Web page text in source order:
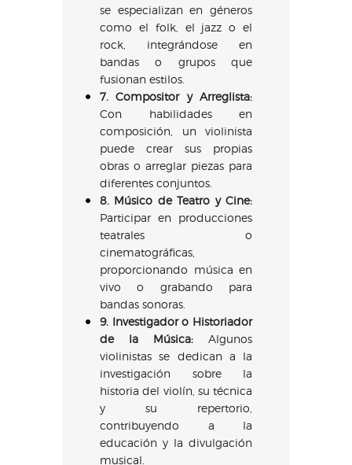
se especializan en géneros
como el folk, el jazz o el
rock, integrándose en
bandas o grupos que
fusionan estilos.
7. Compositor y Arreglista:
Con habilidades en
composición, un violinista
puede crear sus propias
obras o arreglar piezas para
diferentes conjuntos.
8. Músico de Teatro y Cine:
Participar en producciones
teatrales o
cinematográficas,
proporcionando música en
vivo o grabando para
bandas sonoras.
9. Investigador o Historiador
de la Música: Algunos
violinistas se dedican a la
investigación sobre la
historia del violín, su técnica
y su repertorio,
contribuyendo a la
educación y la divulgación
musical.